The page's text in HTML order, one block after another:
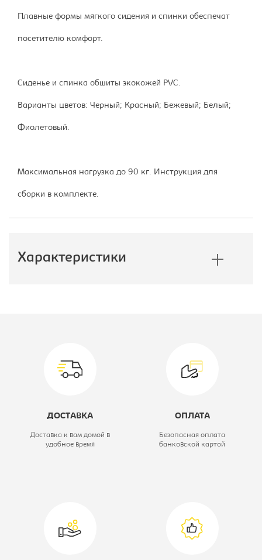
Плавные формы мягкого сидения и спинки обеспечат
посетителю комфорт.
Сиденье и спинка обшиты экокожей PVC.
Варианты цветов: Черный; Красный; Бежевый; Белый;
Фиолетовый.
Максимальная нагрузка до 90 кг. Инструкция для
сборки в комплекте.
Характеристики
каркас-хром
ДОСТАВКА
Доставка к вам домой в
удобное время
ОПЛАТА
Безопасная оплата
банковской картой